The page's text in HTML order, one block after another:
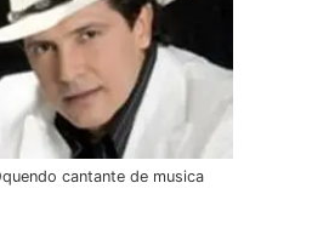
cantante de musica